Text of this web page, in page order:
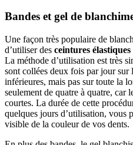
Bandes et gel de
Une façon très populaire de
d’utiliser des ceintures
La méthode d’utilisation est très
sont collées deux fois par jour sur
inférieures, mais pas sur toute la
seulement de quatre à quatre, car
courtes. La durée de cette
quelques jours d’utilisation, vous
visible de la couleur de vos dents.